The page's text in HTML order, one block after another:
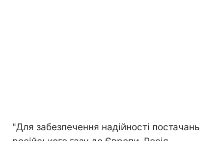
"Для забезпечення надійності постачань